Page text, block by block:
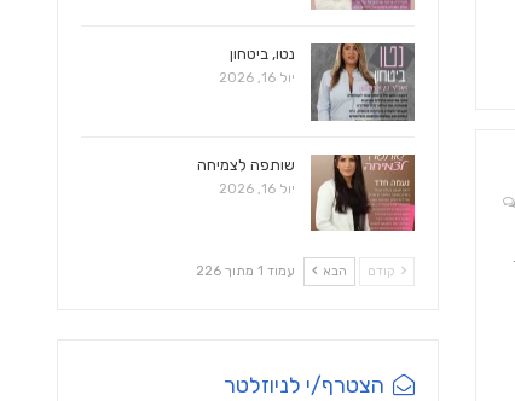
נטו, ביטחון
יול 16, 2026
שותפה לצמיחה
יול 16, 2026
קודם הבא עמוד 1 מתוך 226
הצטרף/י לניוזלטר